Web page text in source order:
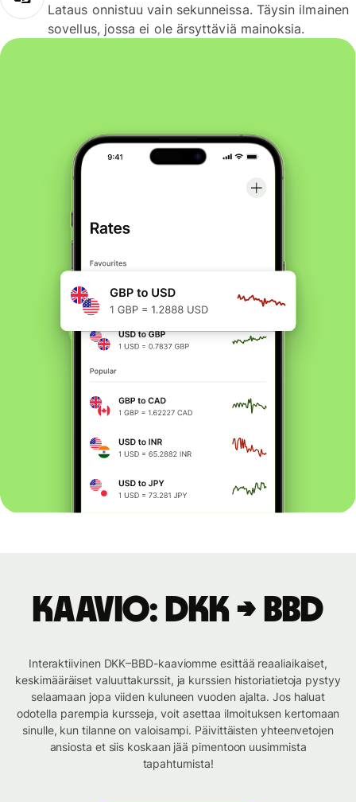
Lataus onnistuu vain sekunneissa. Täysin ilmainen
sovellus, jossa ei ole ärsyttäviä mainoksia.
Kaavio: DKK → BBD
Interaktiivinen DKK–BBD-kaaviomme esittää reaaliaikaiset,
keskimääräiset valuuttakurssit, ja kurssien historiatietoja pystyy
selaamaan jopa viiden kuluneen vuoden ajalta. Jos haluat
odotella parempia kursseja, voit asettaa ilmoituksen kertomaan
sinulle, kun tilanne on valoisampi. Päivittäisten yhteenvetojen
ansiosta et siis koskaan jää pimentoon uusimmista
tapahtumista!